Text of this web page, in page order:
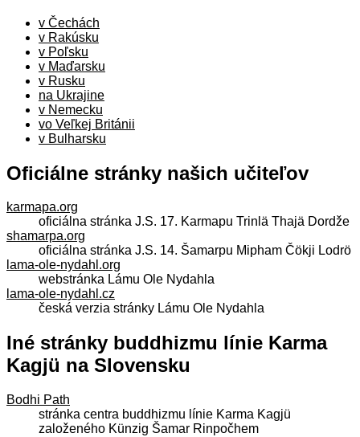
v Čechách
v Rakúsku
v Poľsku
v Maďarsku
v Rusku
na Ukrajine
v Nemecku
vo Veľkej Británii
v Bulharsku
Oficiálne stránky našich učiteľov
karmapa.org
oficiálna stránka J.S. 17. Karmapu Trinlä Thajä Dordže
shamarpa.org
oficiálna stránka J.S. 14. Šamarpu Mipham Čökji Lodrö
lama-ole-nydahl.org
webstránka Lámu Ole Nydahla
lama-ole-nydahl.cz
česká verzia stránky Lámu Ole Nydahla
Iné stránky buddhizmu línie Karma
Kagjü na Slovensku
Bodhi Path
stránka centra buddhizmu línie Karma Kagjü
založeného Künzig Šamar Rinpočhem